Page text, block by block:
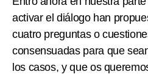
activar el diálogo han
cuatro preguntas o
consensuadas para que
los casos, y que os